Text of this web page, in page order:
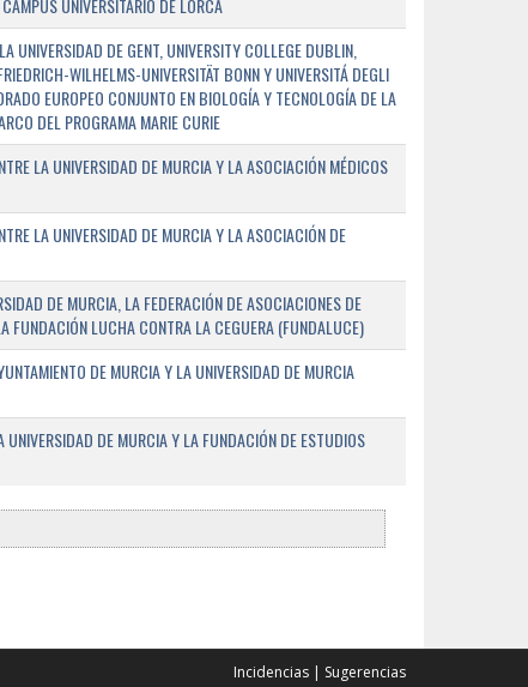
UNIVERSITARIO DE LORCA
UNIVERSIDAD DE GENT, UNIVERSITY COLLEGE DUBLIN,
WILHELMS-UNIVERSITÄT BONN Y UNIVERSITÁ DEGLI
EUROPEO CONJUNTO EN BIOLOGÍA Y TECNOLOGÍA DE LA
DEL PROGRAMA MARIE CURIE
LA UNIVERSIDAD DE MURCIA Y LA ASOCIACIÓN MÉDICOS
LA UNIVERSIDAD DE MURCIA Y LA ASOCIACIÓN DE
DE MURCIA, LA FEDERACIÓN DE ASOCIACIONES DE
FUNDACIÓN LUCHA CONTRA LA CEGUERA (FUNDALUCE)
DE MURCIA Y LA UNIVERSIDAD DE MURCIA
DE MURCIA Y LA FUNDACIÓN DE ESTUDIOS
Incidencias Sugerencias